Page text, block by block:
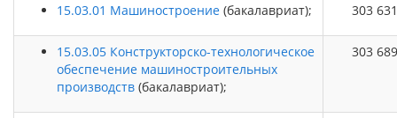
15.03.01 Машиностроение (бакалавриат); 303 631
15.03.05 Конструкторско-технологическое
обеспечение машиностроительных
производств (бакалавриат);
303 689